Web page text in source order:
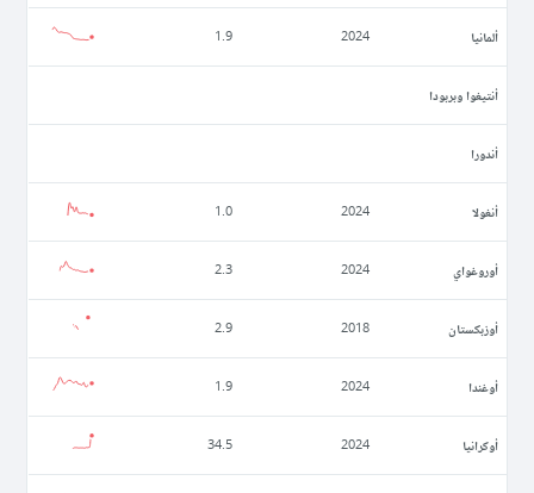
ألمانيا 2024
1.9
أنتيغوا وبربودا
أندورا
أنغولا 2024
1.0
أوروغواي 2024
2.3
أوزبكستان 2018
2.9
أوغندا 2024
1.9
أوكرانيا 2024
34.5